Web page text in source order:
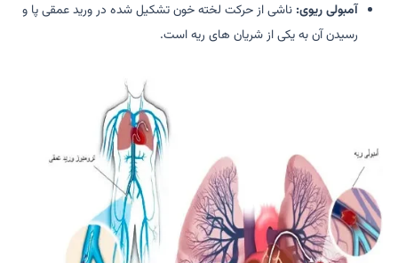
آمبولی ریوی: ناشی از حرکت لخته خون تشکیل شده در ورید عمقی پا و
رسیدن آن به یکی از شریان های ریه است.